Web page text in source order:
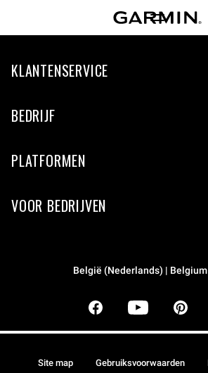
KLANTENSERVICE
BEDRIJF
PLATFORMEN
VOOR BEDRIJVEN
België (Nederlands) |
Site map Gebruiksvoorwaarden